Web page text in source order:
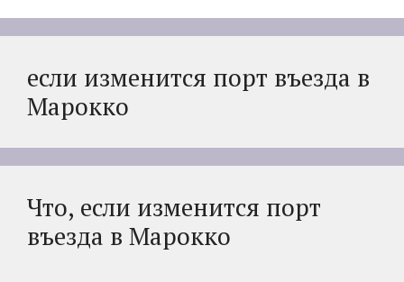
если изменится порт въезда в
Марокко
Что, если изменится порт
въезда в Марокко